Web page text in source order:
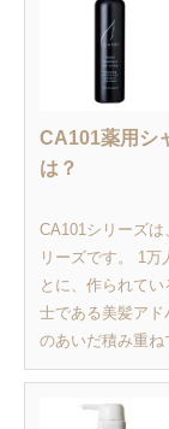
CA101薬用シ
は？
CA101シリーズ
リーズです。 1
とに、作られて
士である美髪ア
のあいだ積み重